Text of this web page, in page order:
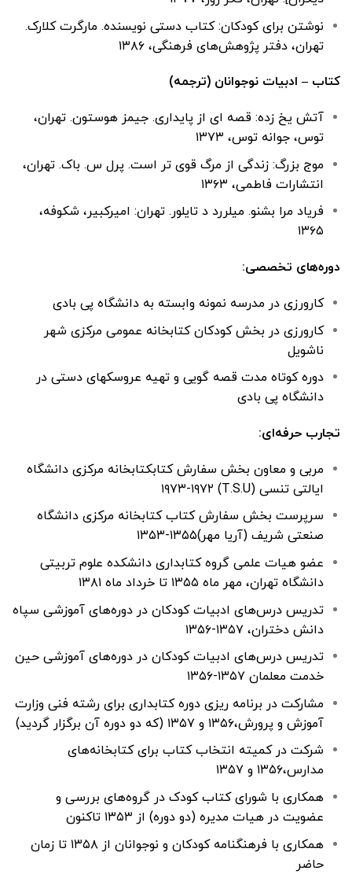
نوشتن برای کودکان: کتاب دستی نویسنده. مارگرت کلارک.
تهران، دفتر پژوهش‌های فرهنگی، ۱۳۸۶
کتاب – ادبیات نوجوانان (ترجمه)
آتش یخ زده: قصه ای از پایداری. جیمز هوستون. تهران،
توس، جوانه توس، ۱۳۷۳
موج بزرگ: زندگی از مرگ قوی تر است. پرل س. باک. تهران،
انتشارات فاطمی، ۱۳۶۳
فریاد مرا بشنو. میلررد د تایلور. تهران: امیرکبیر، شکوفه،
۱۳۶۵
دوره‌های تخصصی:
کارورزی در مدرسه نمونه وابسته به دانشگاه پی بادی
کارورزی در بخش کودکان کتابخانه عمومی مرکزی شهر
ناشویل
دوره کوتاه مدت قصه گویی و تهیه عروسکهای دستی در
دانشگاه پی بادی
تجارب حرفه‌ای:
مربی و معاون بخش سفارش کتابکتابخانه مرکزی دانشگاه
ایالتی تنسی (T.S.U) ۱۹۷۳-۱۹۷۲
سرپرست بخش سفارش کتاب کتابخانه مرکزی دانشگاه
صنعتی شریف (آریا مهر)۱۳۵۵-۱۳۵۳
عضو هیات علمی گروه کتابداری دانشکده علوم تربیتی
دانشگاه تهران، مهر ماه ۱۳۵۵ تا خرداد ماه ۱۳۸۱
تدریس درس‌های ادبیات کودکان در دوره‌های آموزشی سپاه
دانش دختران، ۱۳۵۷-۱۳۵۶
تدریس درس‌های ادبیات کودکان در دوره‌های آموزشی حین
خدمت معلمان ۱۳۵۷-۱۳۵۶
مشارکت در برنامه ریزی دوره کتابداری برای رشته فنی وزارت
آموزش و پرورش،۱۳۵۶ و ۱۳۵۷ (که دو دوره آن برگزار گردید)
شرکت در کمیته انتخاب کتاب برای کتابخانه‌های
مدارس،۱۳۵۶ و ۱۳۵۷
همکاری با شورای کتاب کودک در گروه‌های بررسی و
عضویت در هیات مدیره (دو دوره) از ۱۳۵۳ تاکنون
همکاری با فرهنگنامه کودکان و نوجوانان از ۱۳۵۸ تا زمان
حاضر